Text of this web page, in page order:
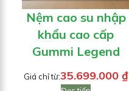
Nệm cao su nhập
khẩu cao cấp
Gummi Legend
Giá chỉ từ:35.699.000 ₫